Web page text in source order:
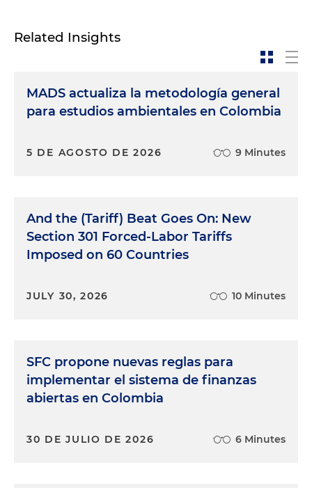
Related Insights
MADS actualiza la metodología general
para estudios ambientales en Colombia
5 DE AGOSTO DE 2026 9 Minutes
And the (Tariff) Beat Goes On: New
Section 301 Forced-Labor Tariffs
Imposed on 60 Countries
JULY 30, 2026 10 Minutes
SFC propone nuevas reglas para
implementar el sistema de finanzas
abiertas en Colombia
30 DE JULIO DE 2026 6 Minutes